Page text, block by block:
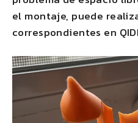
el montaje, puede
correspondientes en QIDI